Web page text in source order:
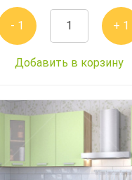
- 1 + 1
Добавить в корзину